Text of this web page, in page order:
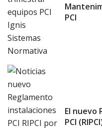
PCI
El nuevo
PCI